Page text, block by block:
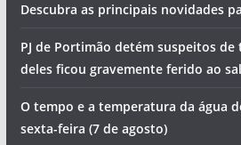
Descubra as principais novidades
PJ de Portimão detém suspeitos de
deles ficou gravemente ferido ao
O tempo e a temperatura da água
sexta-feira (7 de agosto)